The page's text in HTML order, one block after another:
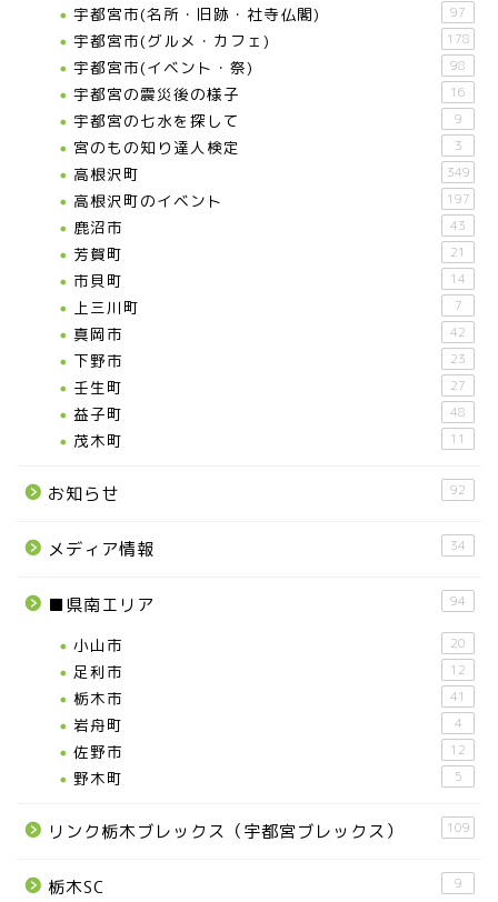
宇都宮市(名所・旧跡・社寺仏閣) 97
宇都宮市(グルメ・カフェ) 178
宇都宮市(イベント・祭) 98
宇都宮の震災後の様子 16
宇都宮の七水を探して 9
宮のもの知り達人検定 3
高根沢町 349
高根沢町のイベント 197
鹿沼市 43
芳賀町 21
市貝町 14
上三川町 7
真岡市 42
下野市 23
壬生町 27
益子町 48
茂木町 11
お知らせ 92
メディア情報 34
■県南エリア 94
小山市 20
足利市 12
栃木市 41
岩舟町 4
佐野市 12
野木町 5
リンク栃木ブレックス（宇都宮ブレックス） 109
栃木SC 9